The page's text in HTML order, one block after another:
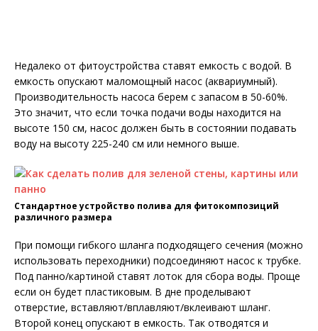
Недалеко от фитоустройства ставят емкость с водой. В
емкость опускают маломощный насос (аквариумный).
Производительность насоса берем с запасом в 50-60%.
Это значит, что если точка подачи воды находится на
высоте 150 см, насос должен быть в состоянии подавать
воду на высоту 225-240 см или немного выше.
Стандартное устройство полива для фитокомпозиций
различного размера
При помощи гибкого шланга подходящего сечения (можно
использовать переходники) подсоединяют насос к трубке.
Под панно/картиной ставят лоток для сбора воды. Проще
если он будет пластиковым. В дне проделывают
отверстие, вставляют/вплавляют/вклеивают шланг.
Второй конец опускают в емкость. Так отводятся и